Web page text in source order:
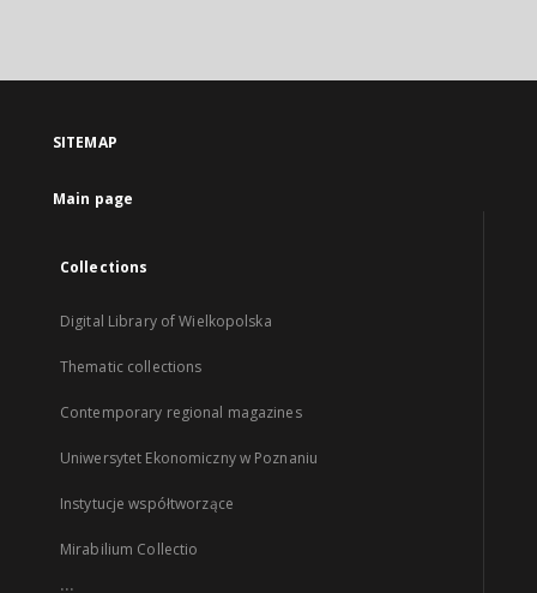
SITEMAP
Main page
Collections
Digital Library of Wielkopolska
Thematic collections
Contemporary regional magazines
Uniwersytet Ekonomiczny w Poznaniu
Instytucje współtworzące
Mirabilium Collectio
...